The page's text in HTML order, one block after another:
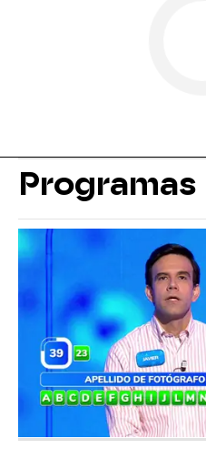
Programas